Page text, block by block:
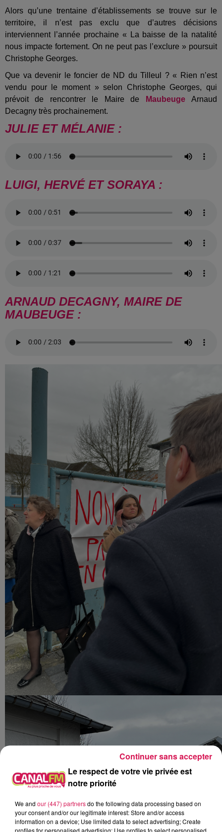
Alors qu’une trentaine d’établissements se trouve sur le
territoire, il n’est pas exclu que d’autres décisions
interviennent l’année prochaine « La baisse de la natalité
nous impacte fortement. On ne peut pas l’exclure » poursuit
Christophe Georges.
Que va devenir le foncier de ND du Tilleul ? « Rien n’est
vendu pour le moment » selon Christophe Georges, qui
prévoit de rencontrer le Maire de
MaubeugeArnaud
Decagny très prochainement.
JULIE ET MÉLANIE :
LUIGI, HERVÉ ET SORAYA :
ARNAUD DECAGNY, MAIRE DE
MAUBEUGE :
Le respect de votre vie privée est
notre priorité
We and our (447) partnersdo the following data processing based on
your consent and/or our legitimate interest: Store and/or access
information on a device; Use limited data to select advertising; Create
profiles for personalised advertising; Use profiles to select personalised
Continuer sans accepter